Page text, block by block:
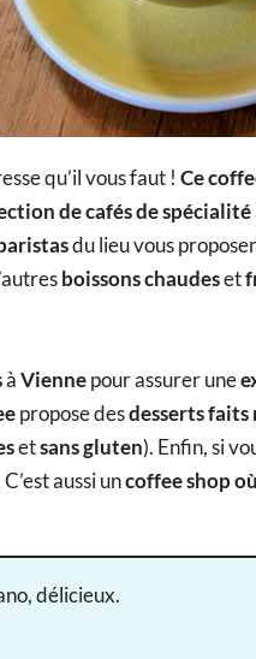
qu’il vous faut ! Ce
de cafés de spécialité
du lieu vous
boissons chaudeset
àViennepour assurer une
propose desdesserts faits
etsans gluten). Enfin, si
C’est aussi uncoffee shop
délicieux.